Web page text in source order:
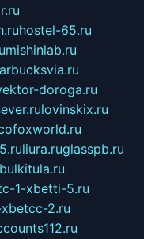
hostel-65.ru
mishinlab.ru
doroga.ru
lovinskix.ru
liura.ruglasspb.ru
bulkitula.ru
1-xbetti-5.ru
2.ru